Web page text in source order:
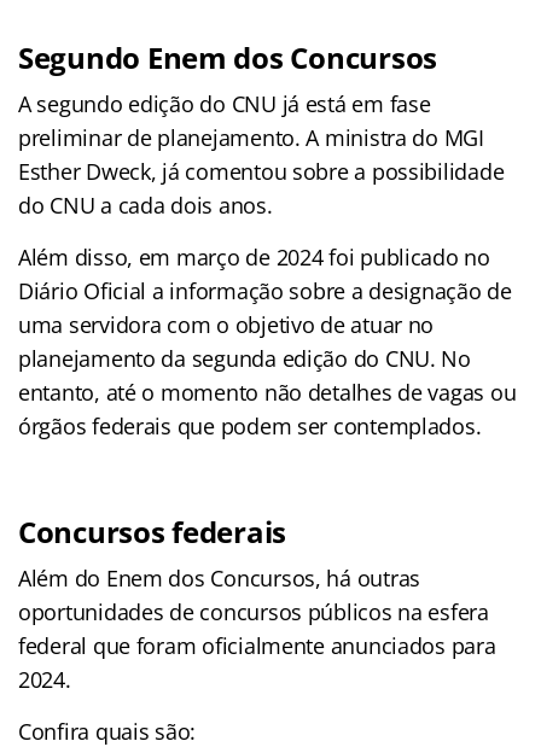
Segundo Enem dos Concursos
A segundo edição do CNU já está em fase
preliminar de planejamento. A ministra do MGI
Esther Dweck, já comentou sobre a possibilidade
do CNU a cada dois anos.
Além disso, em março de 2024 foi publicado no
Diário Oficial a informação sobre a designação de
uma servidora com o objetivo de atuar no
planejamento da segunda edição do CNU. No
entanto, até o momento não detalhes de vagas ou
órgãos federais que podem ser contemplados.
Concursos federais
Além do Enem dos Concursos, há outras
oportunidades de concursos públicos na esfera
federal que foram oficialmente anunciados para
2024.
Confira quais são: